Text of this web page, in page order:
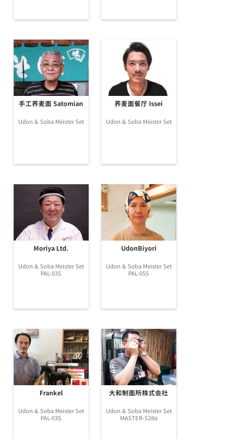
手工荞麦面 Satomian
Udon & Soba Meister Set
荞麦面餐厅 Issei
Udon & Soba Meister Set
Moriya Ltd.
Udon & Soba Meister Set
PAL-03S
UdonBiyori
Udon & Soba Meister Set
PAL-05S
Frankel
Udon & Soba Meister Set
PAL-03S
大和制面所株式会社
Udon & Soba Meister Set
MASTER-S28α